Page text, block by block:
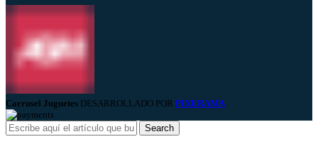
Carrusel Juguetes DESARROLLADO POR PIXERAMA
Search